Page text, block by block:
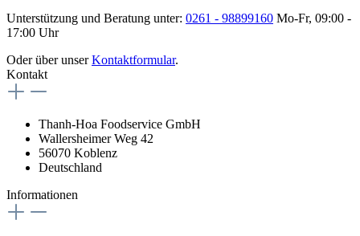
Unterstützung und Beratung unter: 0261 - 98899160 Mo-Fr, 09:00 -
17:00 Uhr
Oder über unserKontaktformular.
Kontakt
Thanh-Hoa Foodservice GmbH
Wallersheimer Weg 42
56070 Koblenz
Deutschland
Informationen